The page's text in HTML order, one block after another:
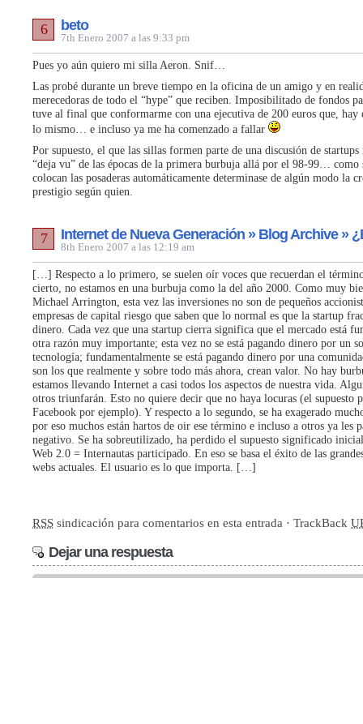
beto
7th Enero 2007 a las 9:33 pm
6
Pues yo aún quiero mi silla Aeron. Snif…
Las probé durante un breve tiempo en la oficina de un amigo y en
merecedoras de todo el “hype” que reciben. Imposibilitado de fondos
tuve al final que conformarme con una ejecutiva de 200 euros que, hay
lo mismo… e incluso ya me ha comenzado a fallar
Por supuesto, el que las sillas formen parte de una discusión de
“deja vu” de las épocas de la primera burbuja allá por el 98-99… como
colocan las posaderas automáticamente determinase de algún modo la
prestigio según quien.
Internet de Nueva Generación » Blog Archive »
8th Enero 2007 a las 12:19 am
7
[…] Respecto a lo primero, se suelen oír voces que recuerdan el
cierto, no estamos en una burbuja como la del año 2000. Como muy
Michael Arrington, esta vez las inversiones no son de pequeños
empresas de capital riesgo que saben que lo normal es que la startup
dinero. Cada vez que una startup cierra significa que el mercado está
otra razón muy importante; esta vez no se está pagando dinero por un
tecnología; fundamentalmente se está pagando dinero por una
son los que realmente y sobre todo más ahora, crean valor. No hay
estamos llevando Internet a casi todos los aspectos de nuestra vida.
otros triunfarán. Esto no quiere decir que no haya locuras (el supuesto
Facebook por ejemplo). Y respecto a lo segundo, se ha exagerado
por eso muchos están hartos de oir ese término e incluso a otros ya les
negativo. Se ha sobreutilizado, ha perdido el supuesto significado
Web 2.0 = Internautas participado. En eso se basa el éxito de las
webs actuales. El usuario es lo que importa. […]
RSS sindicación para comentarios en esta entrada · TrackBack
Dejar una respuesta